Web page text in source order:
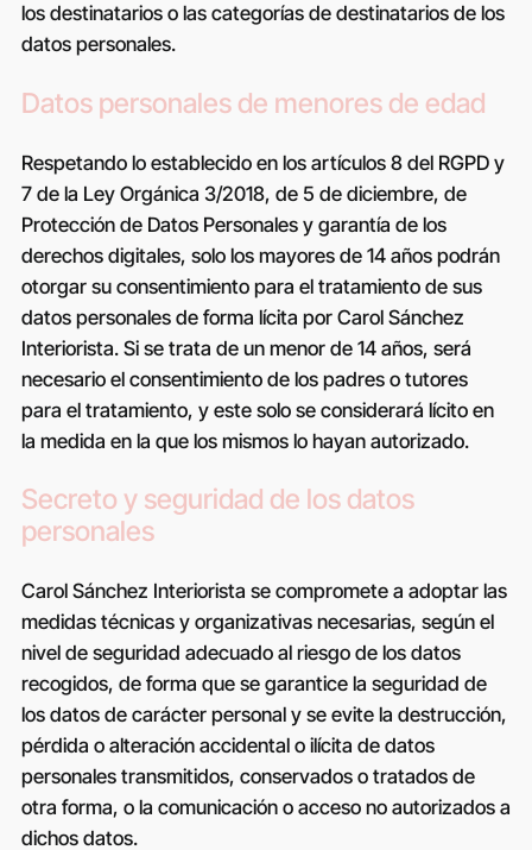
los destinatarios o las categorías de destinatarios de los
datos personales.
Datos personales de menores de edad
Respetando lo establecido en los artículos 8 del RGPD y
7 de la Ley Orgánica 3/2018, de 5 de diciembre, de
Protección de Datos Personales y garantía de los
derechos digitales, solo los mayores de 14 años podrán
otorgar su consentimiento para el tratamiento de sus
datos personales de forma lícita por Carol Sánchez
Interiorista. Si se trata de un menor de 14 años, será
necesario el consentimiento de los padres o tutores
para el tratamiento, y este solo se considerará lícito en
la medida en la que los mismos lo hayan autorizado.
Secreto y seguridad de los datos
personales
Carol Sánchez Interiorista se compromete a adoptar las
medidas técnicas y organizativas necesarias, según el
nivel de seguridad adecuado al riesgo de los datos
recogidos, de forma que se garantice la seguridad de
los datos de carácter personal y se evite la destrucción,
pérdida o alteración accidental o ilícita de datos
personales transmitidos, conservados o tratados de
otra forma, o la comunicación o acceso no autorizados a
dichos datos.